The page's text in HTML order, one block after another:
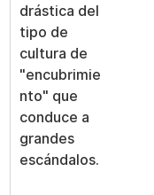
drástica del
tipo de
cultura de
"encubrimie
nto" que
conduce a
grandes
escándalos.